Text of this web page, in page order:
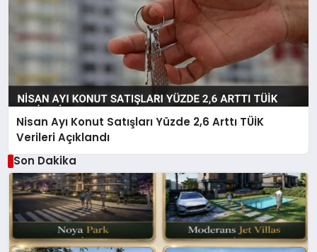
Nisan Ayı Konut Satışları Yüzde 2,6 Arttı TÜİK
Verileri Açıklandı
Son Dakika